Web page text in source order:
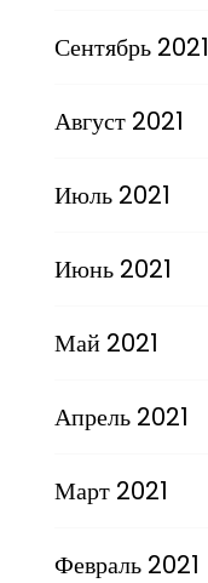
Сентябрь 2021
Август 2021
Июль 2021
Июнь 2021
Май 2021
Апрель 2021
Март 2021
Февраль 2021